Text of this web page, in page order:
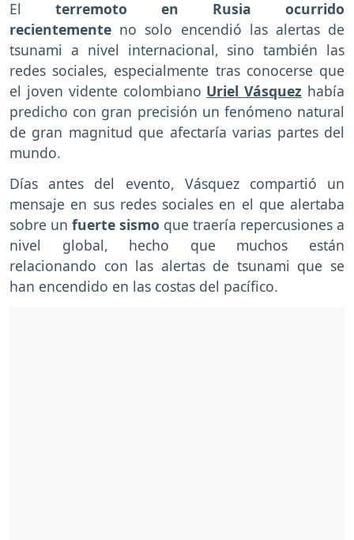
El terremoto en Rusia ocurrido
recientemente no solo encendió las alertas de
tsunami a nivel internacional, sino también las
redes sociales, especialmente tras conocerse que
el joven vidente colombiano Uriel Vásquez había
predicho con gran precisión un fenómeno natural
de gran magnitud que afectaría varias partes del
mundo.
Días antes del evento, Vásquez compartió un
mensaje en sus redes sociales en el que alertaba
sobre un fuerte sismo que traería repercusiones a
nivel global, hecho que muchos están
relacionando con las alertas de tsunami que se
han encendido en las costas del pacífico.